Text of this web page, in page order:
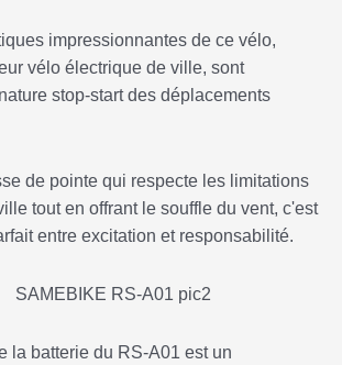
impressionnantes de ce vélo,
vélo électrique de ville, sont
stop-start des déplacements
de pointe qui respecte les limitations
tout en offrant le souffle du vent, c'est
entre excitation et responsabilité.
la batterie du RS-A01 est un